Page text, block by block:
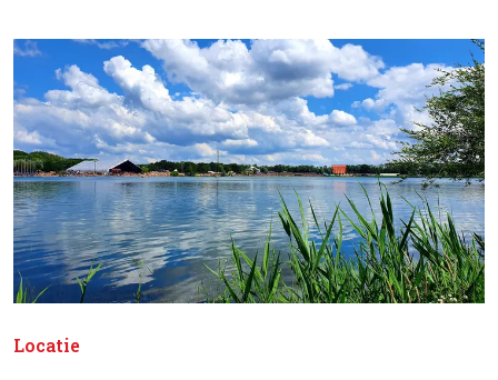
Locatie